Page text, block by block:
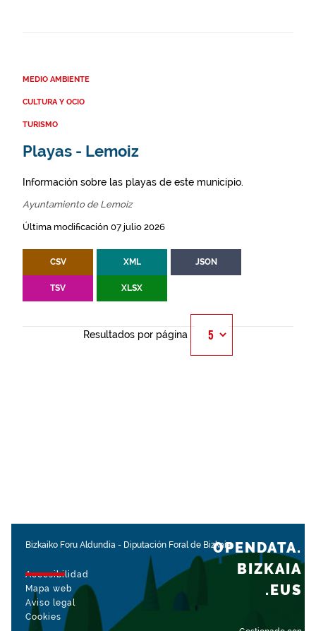
MEDIO AMBIENTE
CULTURA Y OCIO
TURISMO
Playas - Lemoiz
Información sobre las playas de este municipio.
Ayuntamiento de Lemoiz
Última modificación 07 julio 2026
CSV XML JSON
TSV XLSX
Resultados por página
Bizkaiko Foru Aldundia - Diputación Foral de Bizkaia
Accesibilidad
Mapa web
Aviso legal
Cookies
OPENDATA.
BIZKAIA
.EUS